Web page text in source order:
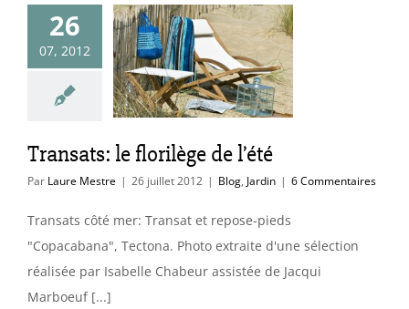
26
07, 2012
le
de l’été
Transats: le florilège de l’été
Par Laure Mestre | 26 juillet 2012 | Blog, Jardin | 6 Commentaires
Transats côté mer: Transat et repose-pieds
"Copacabana", Tectona. Photo extraite d'une sélection
réalisée par Isabelle Chabeur assistée de Jacqui
Marboeuf [...]